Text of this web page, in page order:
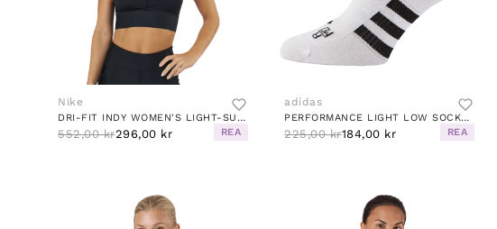
Nike
DRI-FIT INDY WOMEN'S LIGHT-SUPPORT PADDED LONGLINE SPORTS BRA BLACK/WHITE
552,00 kr296,00 kr REA
adidas
PERFORMANCE LIGHT LOW SOCKS 3 PAIRS WHITE
225,00 kr184,00 kr REA